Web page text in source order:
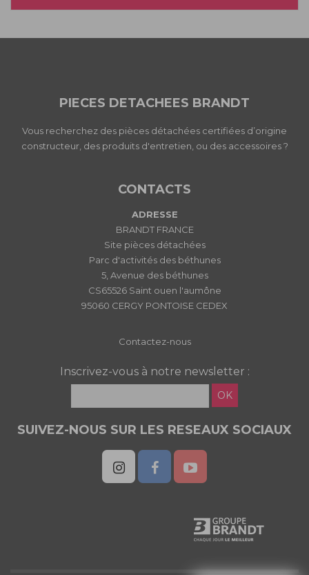
PIECES DETACHEES BRANDT
Vous recherchez des pièces détachées certifiées d’origine
constructeur, des produits d'entretien, ou des accessoires ?
CONTACTS
ADRESSE
BRANDT FRANCE
Site pièces détachées
Parc d'activités des béthunes
5, Avenue des béthunes
CS65526 Saint ouen l'aumône
95060 CERGY PONTOISE CEDEX
Contactez-nous
Inscrivez-vous à notre newsletter :
OK
SUIVEZ-NOUS SUR LES RESEAUX SOCIAUX